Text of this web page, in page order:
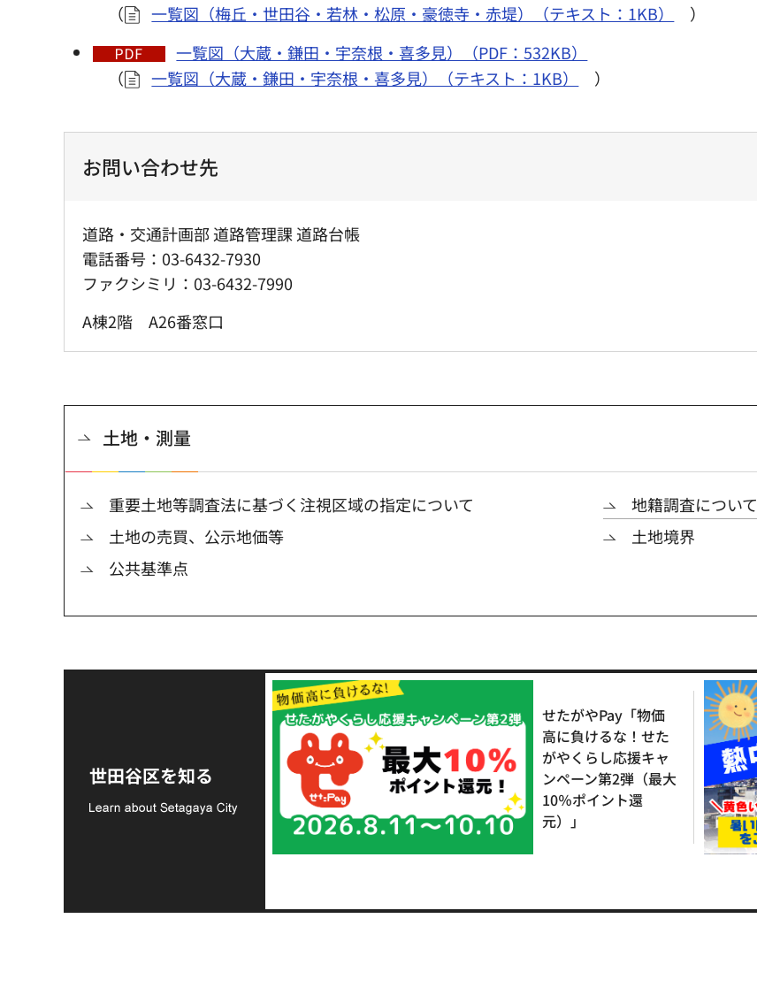
（
一覧図（梅丘・世田谷・若林・松原・豪徳寺・赤堤）（テキスト：1KB）
）
一覧図（大蔵・鎌田・宇奈根・喜多見）（PDF：532KB）
（
一覧図（大蔵・鎌田・宇奈根・喜多見）（テキスト：1KB） ）
お問い合わせ先
道路・交通計画部 道路管理課 道路台帳
電話番号：03-6432-7930
ファクシミリ：03-6432-7990
A棟2階 A26番窓口
土地・測量
重要土地等調査法に基づく注視区域の指定について
地籍調査について
土地の売買、公示地価等
土地境界
公共基準点
世田谷区を知る
支援金の募集につい
て
せたがやPay「物価
高に負けるな！せた
がやくらし応援キャ
ンペーン第2弾（最大
10％ポイント還
元）」